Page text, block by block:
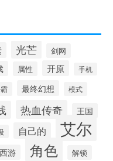
光芒
剑网
属性 开原 手机
最终幻想 模式
热血传奇 王国
自己的 艾尔
西游 角色 解锁